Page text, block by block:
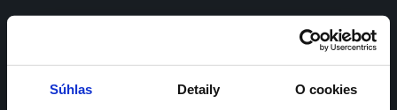
Súhlas Detaily O cookies
SK | EN